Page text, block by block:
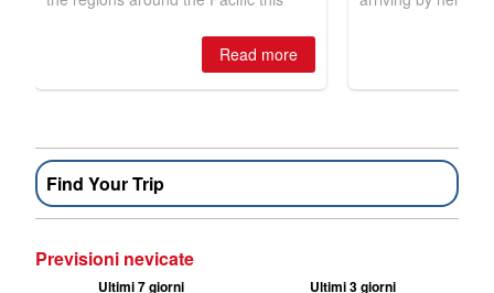
Find Your Trip
Previsioni nevicate
Ultimi 7 giorni Ultimi 3 giorni